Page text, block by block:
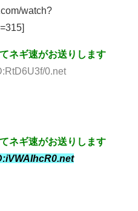
watch?
ネギ速がお送りします
0.net
ネギ速がお送りします